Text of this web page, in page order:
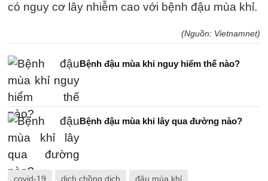
có nguy cơ lây nhiễm cao với bệnh đậu mùa khỉ.
(Nguồn: Vietnamnet)
Bệnh đậu mùa khỉ nguy hiểm thế nào?
Bệnh đậu mùa khỉ lây qua đường nào?
covid-19 dịch chồng dịch đậu mùa khỉ